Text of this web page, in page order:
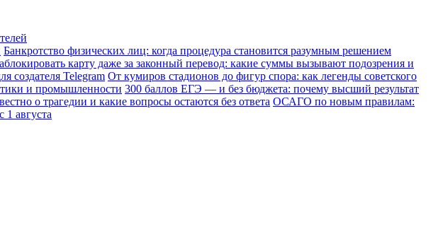
Банкротство физических лиц: когда процедура становится разумным решением
карту даже за законный перевод: какие суммы вызывают подозрения и
создателя Telegram От кумиров стадионов до фигур спора: как легенды советского
и промышленности 300 баллов ЕГЭ — и без бюджета: почему высший результат
о трагедии и какие вопросы остаются без ответа ОСАГО по новым правилам:
1 августа